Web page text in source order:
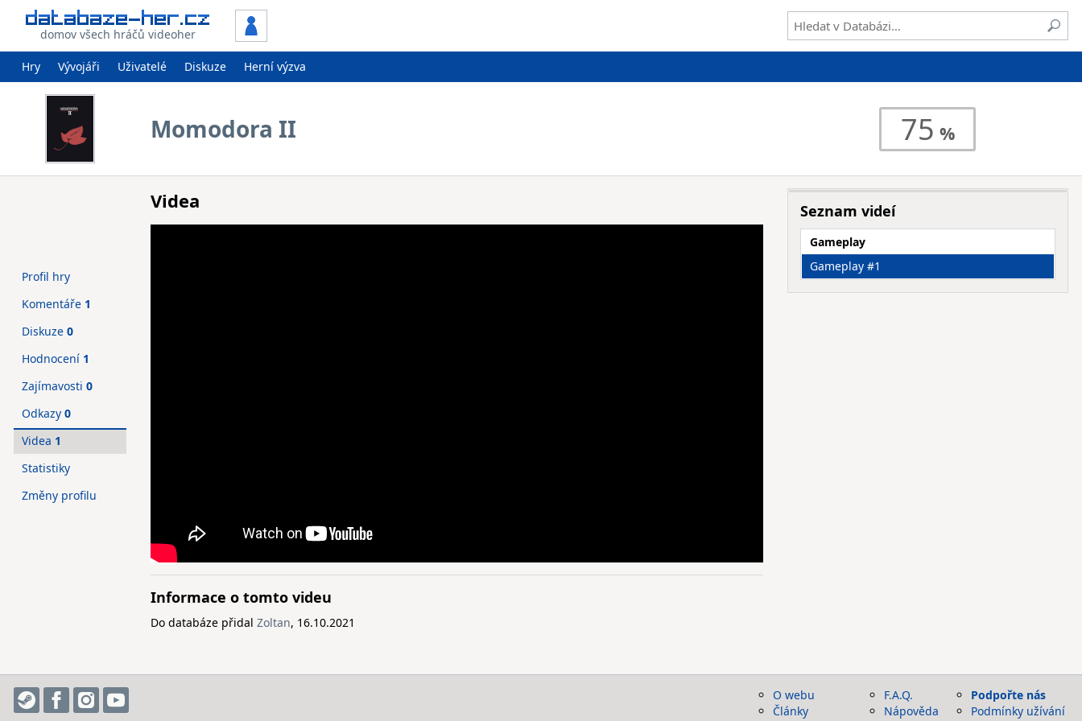
domov všech hráčů videoher
Hry Vývojáři Uživatelé Diskuze Herní výzva
Momodora II 75
Videa
Informace o tomto videu
Do databáze přidal Zoltan, 16.10.2021
Profil hry
Komentáře 1
Diskuze 0
Hodnocení 1
Zajímavosti 0
Odkazy 0
Videa 1
Statistiky
Změny profilu
Seznam videí
Gameplay
Gameplay #1
O webu
Články
F.A.Q.
Nápověda
Podpořte nás
Podmínky užívání